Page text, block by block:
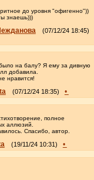
до уровня "офигенно"))
знаешь)))
(07/12/24 18:45)
на балу? Я ему за дивную
добавила.
нравится!
(07/12/24 18:35) •
полное
аллюзий.
Спасибо, автор.
(19/11/24 10:31) •